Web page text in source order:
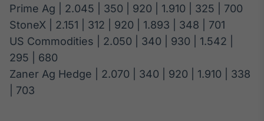
notícias e
conteúdos
Broadcast
A melhor
Prime Ag | 2.045 | 350 | 920 | 1.910 | 325 | 700
StoneX | 2.151 | 312 | 920 | 1.893 | 348 | 701
US Commodities | 2.050 | 340 | 930 | 1.542 |
295 | 680
Zaner Ag Hedge | 2.070 | 340 | 920 | 1.910 | 338
| 703